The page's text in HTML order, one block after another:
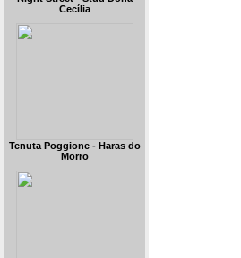
Cecília
Tenuta Poggione - Haras do
Morro